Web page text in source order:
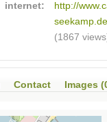
internet:
http://
(1867
Contact
Images